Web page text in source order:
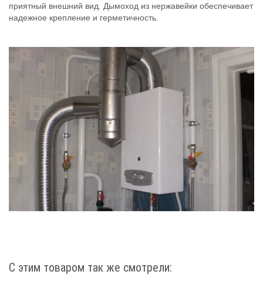
приятный внешний вид. Дымоход из нержавейки обеспечивает
надежное крепление и герметичность.
С этим товаром так же смотрели: